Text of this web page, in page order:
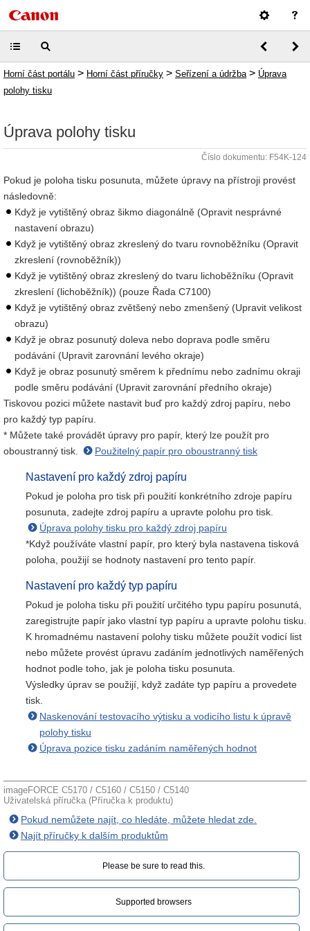
Horní část portálu > Horní část příručky > Seřízení a údržba > Úprava
polohy tisku
Úprava polohy tisku
Číslo dokumentu: F54K-124
Pokud je poloha tisku posunuta, můžete úpravy na přístroji provést
následovně:
Když je vytištěný obraz šikmo diagonálně (Opravit nesprávné
nastavení obrazu)
Když je vytištěný obraz zkreslený do tvaru rovnoběžníku (Opravit
zkreslení (rovnoběžník))
Když je vytištěný obraz zkreslený do tvaru lichoběžníku (Opravit
zkreslení (lichoběžník)) (pouze Řada C7100)
Když je vytištěný obraz zvětšený nebo zmenšený (Upravit velikost
obrazu)
Když je obraz posunutý doleva nebo doprava podle směru
podávání (Upravit zarovnání levého okraje)
Když je obraz posunutý směrem k přednímu nebo zadnímu okraji
podle směru podávání (Upravit zarovnání předního okraje)
Tiskovou pozici můžete nastavit buď pro každý zdroj papíru, nebo
pro každý typ papíru.
* Můžete také provádět úpravy pro papír, který lze použít pro
oboustranný tisk.
Použitelný papír pro oboustranný tisk
Nastavení pro každý zdroj papíru
Pokud je poloha pro tisk při použití konkrétního zdroje papíru
posunuta, zadejte zdroj papíru a upravte polohu pro tisk.
Úprava polohy tisku pro každý zdroj papíru
*Když používáte vlastní papír, pro který byla nastavena tisková
poloha, použijí se hodnoty nastavení pro tento papír.
Nastavení pro každý typ papíru
Pokud je poloha tisku při použití určitého typu papíru posunutá,
zaregistrujte papír jako vlastní typ papíru a upravte polohu tisku.
K hromadnému nastavení polohy tisku můžete použít vodicí list
nebo můžete provést úpravu zadáním jednotlivých naměřených
hodnot podle toho, jak je poloha tisku posunuta.
Výsledky úprav se použijí, když zadáte typ papíru a provedete
tisk.
Naskenování testovacího výtisku a vodicího listu k úpravě
polohy tisku
Úprava pozice tisku zadáním naměřených hodnot
imageFORCE C5170 / C5160 / C5150 / C5140
Uživatelská příručka (Příručka k produktu)
Pokud nemůžete najít, co hledáte, můžete hledat zde.
Najít příručky k dalším produktům
Please be sure to read this.‎
Supported browsers